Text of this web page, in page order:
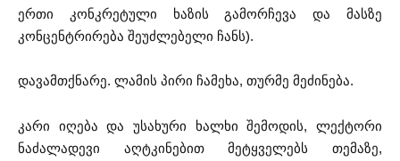
ერთი კონკრეტული ხაზის გამორჩევა და მასზე
კონცენტრირება შეუძლებელი ჩანს).
დავამთქნარე. ლამის პირი ჩამეხა, თურმე მეძინება.
კარი იღება და უსახური ხალხი შემოდის, ლექტორი
ნაძალადევი აღტკინებით მეტყველებს თემაზე,